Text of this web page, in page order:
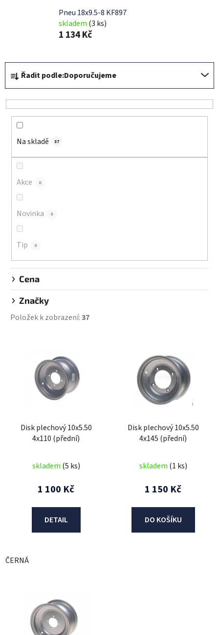
Pneu 18x9.5-8 KF897
skladem (3 ks)
1 134 Kč
Ř
a
z
e
Řadit podle:Doporučujeme
Na skladě 37
Akce 0
Novinka 0
Tip 0
Cena
Značky
Položek k zobrazení:37
Disk plechový 10x5.50
4x110 (přední)
skladem (5 ks)
1 100 Kč
DETAIL
ČERNÁ
Disk plechový 10x5.50
4x145 (přední)
skladem (1 ks)
1 150 Kč
DO KOŠÍKU